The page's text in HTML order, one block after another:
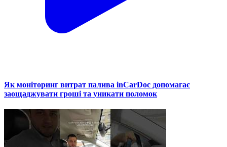
Як моніторинг витрат палива inCarDoc допомагає
заощаджувати гроші та уникати поломок